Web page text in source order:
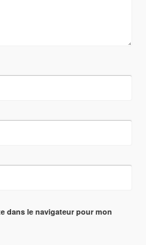
dans le navigateur pour mon